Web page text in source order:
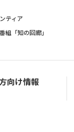
ティア
組「知の回廊」
向け情報